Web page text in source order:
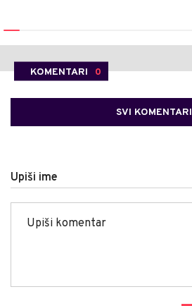
KOMENTARI 0
SVI KOMENTARI
Upiši ime